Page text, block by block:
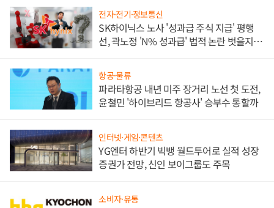
전자·전기·정보통신
SK하이닉스 노사 '성과급 주식 지급' 평행
선, 곽노정 'N% 성과급' 법적 논란 벗을지 주
항공·물류
파라타항공 내년 미주 장거리 노선 첫 도전,
윤철민 '하이브리드 항공사' 승부수 통할까
인터넷·게임·콘텐츠
YG엔터 하반기 빅뱅 월드투어로 실적 성장
증권가 전망, 신인 보이그룹도 주목
소비자·유통